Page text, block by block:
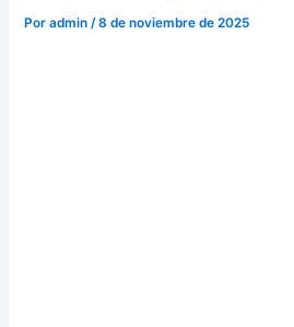
Poradmin/8 de noviembre de 2025